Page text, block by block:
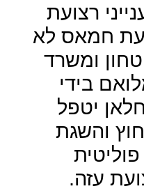
רצועת
חמאס לא
ומשרד
בידי
יטפל
והשגת
עזה.